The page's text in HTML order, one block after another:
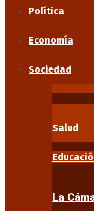
Política
Economía
Sociedad
Salud
La